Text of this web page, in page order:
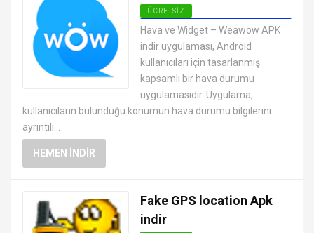
ÜCRETSIZ
ANDROID HARITA VE NAVIGASYON
UYGULAMALARI APK
Hava ve Widget – Weawow APK
indir uygulaması, Android
kullanıcıları için tasarlanmış
kapsamlı bir hava durumu
uygulamasıdır. Uygulama,
kullanıcıların bulunduğu konumun hava durumu bilgilerini
ayrıntılı...
HEMEN İNDIR
Fake GPS location Apk
indir